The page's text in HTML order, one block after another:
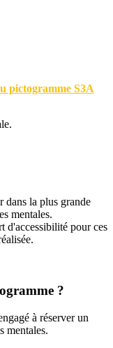
pictogramme S3A
dans la plus grande
mentales.
d'accessibilité pour ces
?
à réserver un
mentales.